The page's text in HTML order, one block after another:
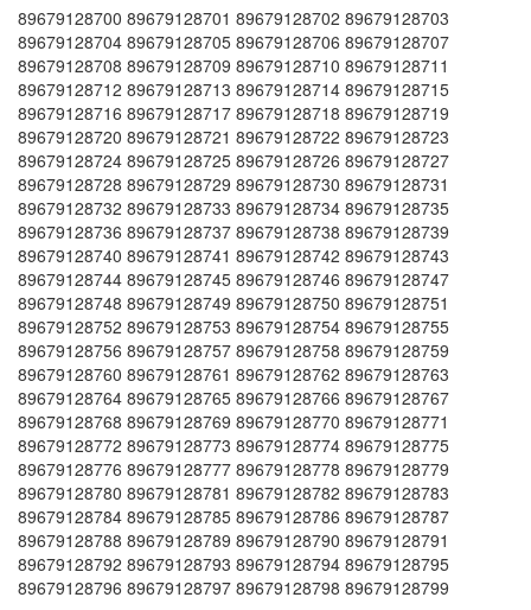
89679128700 89679128701 89679128702 89679128703
89679128704 89679128705 89679128706 89679128707
89679128708 89679128709 89679128710 89679128711
89679128712 89679128713 89679128714 89679128715
89679128716 89679128717 89679128718 89679128719
89679128720 89679128721 89679128722 89679128723
89679128724 89679128725 89679128726 89679128727
89679128728 89679128729 89679128730 89679128731
89679128732 89679128733 89679128734 89679128735
89679128736 89679128737 89679128738 89679128739
89679128740 89679128741 89679128742 89679128743
89679128744 89679128745 89679128746 89679128747
89679128748 89679128749 89679128750 89679128751
89679128752 89679128753 89679128754 89679128755
89679128756 89679128757 89679128758 89679128759
89679128760 89679128761 89679128762 89679128763
89679128764 89679128765 89679128766 89679128767
89679128768 89679128769 89679128770 89679128771
89679128772 89679128773 89679128774 89679128775
89679128776 89679128777 89679128778 89679128779
89679128780 89679128781 89679128782 89679128783
89679128784 89679128785 89679128786 89679128787
89679128788 89679128789 89679128790 89679128791
89679128792 89679128793 89679128794 89679128795
89679128796 89679128797 89679128798 89679128799